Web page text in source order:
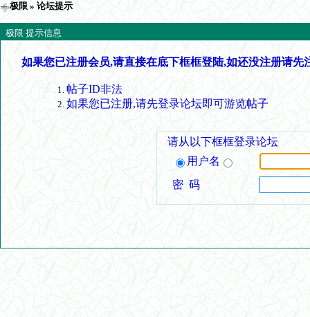
极限 » 论坛提示
极限 提示信息
如果您已注册会员,请直接在底下框框登陆,如还没注册请先
帖子ID非法
如果您已注册,请先登录论坛即可游览帖子
请从以下框框登录论坛
用户名
密 码